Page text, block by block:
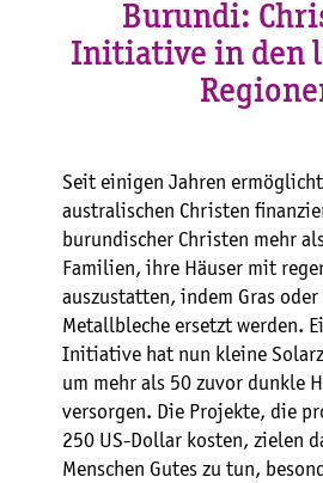
Burundi:
Initiative in den
Seit einigen Jahren
australischen Christen
burundischer Christen mehr
Familien, ihre Häuser mit
auszustatten, indem Gras
Metallbleche ersetzt werden.
Initiative hat nun kleine
um mehr als 50 zuvor dunkle
versorgen. Die Projekte, die
250 US-Dollar kosten, zielen
Menschen Gutes zu tun,